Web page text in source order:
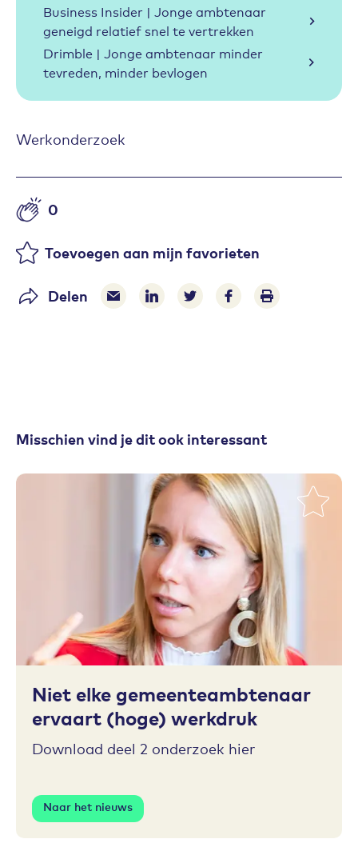
Business Insider | Jonge ambtenaar
geneigd relatief snel te vertrekken
Drimble | Jonge ambtenaar minder
tevreden, minder bevlogen
Werkonderzoek
Aantal likes
0
Toevoegen aan mijn favorieten
Delen Delen via e-mail
Delen via LinkedIn
Deel op Twitter
Deel op Facebook
Print pagina
Misschien vind je dit ook interessant
Toevoegen aan favorieten
Niet elke gemeenteambtenaar
ervaart (hoge) werkdruk
Download deel 2 onderzoek hier
Naar het nieuws